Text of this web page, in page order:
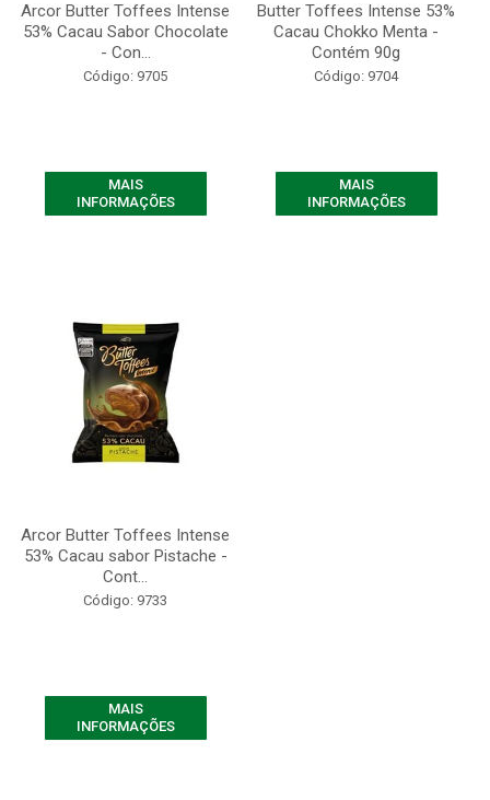
Arcor Butter Toffees Intense
53% Cacau Sabor Chocolate
- Con...
Código: 9705
MAIS
INFORMAÇÕES
Butter Toffees Intense 53%
Cacau Chokko Menta -
Contém 90g
Código: 9704
MAIS
INFORMAÇÕES
Arcor Butter Toffees Intense
53% Cacau sabor Pistache -
Cont...
Código: 9733
MAIS
INFORMAÇÕES